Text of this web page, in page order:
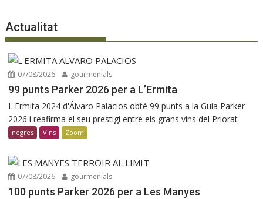
Actualitat
07/08/2026 gourmenials
99 punts Parker 2026 per a L’Ermita
L'Ermita 2024 d'Álvaro Palacios obté 99 punts a la Guia Parker
2026 i reafirma el seu prestigi entre els grans vins del Priorat
negres Vins Zoom
07/08/2026 gourmenials
100 punts Parker 2026 per a Les Manyes